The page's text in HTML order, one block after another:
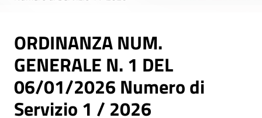
ORDINANZA NUM.
GENERALE N. 1 DEL
06/01/2026 Numero di
Servizio 1 / 2026